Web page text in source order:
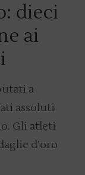
dieci
ai
a
assoluti
Gli atleti
d’oro